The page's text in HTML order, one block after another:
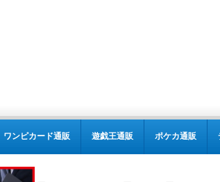
ワンピカード通販 遊戯王通販 ポケカ通販